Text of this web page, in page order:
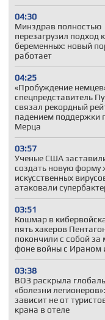
04:30
Минздрав полностью
перезагрузил подход
беременных: новый
работает
04:25
«Пробуждение
спецпредставитель
связал рекордный
падением поддержки
Мерца
03:57
Ученые США
создать новую форму
искусственных
атаковали
03:51
Кошмар в
пять хакеров
покончили с собой за
фоне войны с Ираном
03:38
ВОЗ раскрыла
«болезни
зависит не от
крана в отеле